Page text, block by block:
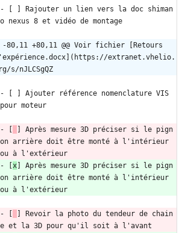
- [ ] Rajouter un lien vers la doc shiman
o nexus 8 et vidéo de montage
-80,11 +80,11 @@ Voir fichier [Retours
extranet.vhelio.
s/nJLCSgQZ
- [ ] Ajouter référence nomenclature VIS
pour moteur
- [
] Après mesure 3D préciser si le pign
on arrière doit être monté à l'intérieur
ou à l'extérieur
- [ x ] Après mesure 3D préciser si le pign
on arrière doit être monté à l'intérieur
ou à l'extérieur
- [
] Revoir la photo du tendeur de chain
e et la 3D pour qu'il soit à l'avant